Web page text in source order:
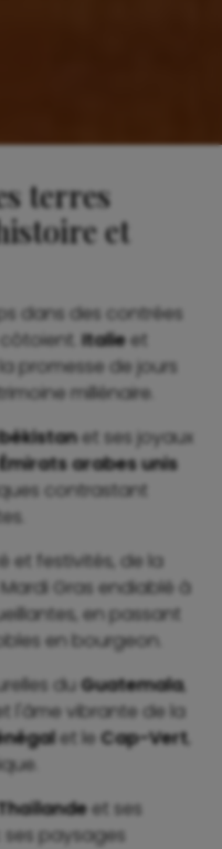
terres
et
dans des contrées
Italieet
promesse de jours
millénaire.
et ses joyaux
Émirats arabes unis
contrastant
et festivités, de la
Gras endiablé à
en passant
en bourgeon.
duGuatemala,
l'âme vibrante de la
et le Cap-Vert,
et ses
paysages